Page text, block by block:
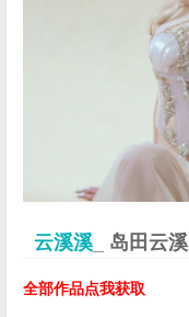
云溪溪 _ 岛田云溪
全部作品点我获取